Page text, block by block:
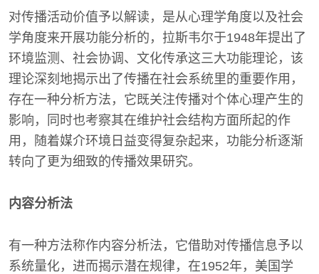
对传播活动价值予以解读，是从心理学角度以及社会
学角度来开展功能分析的，拉斯韦尔于1948年提出了
环境监测、社会协调、文化传承这三大功能理论，该
理论深刻地揭示出了传播在社会系统里的重要作用，
存在一种分析方法，它既关注传播对个体心理产生的
影响，同时也考察其在维护社会结构方面所起的作
用，随着媒介环境日益变得复杂起来，功能分析逐渐
转向了更为细致的传播效果研究。
内容分析法
有一种方法称作内容分析法，它借助对传播信息予以
系统量化，进而揭示潜在规律，在1952年，美国学